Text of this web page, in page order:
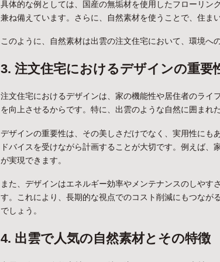
具体的な例としては、国産の無垢材を使用したフローリ
兼ね備えています。さらに、自然素材を使うことで、住
このように、自然素材は出雲の注文住宅において、環境
3. 注文住宅におけるデザインの重要
注文住宅におけるデザインは、家の機能性や居住者のラ
を向上させるからです。特に、出雲のような自然に囲ま
デザインの重要性は、その美しさだけでなく、実用性に
ドバイスを受けながら計画することが大切です。例えば
が実現できます。
また、デザインはエネルギー効率やメンテナンスのしや
す。これにより、長期的な視点でのコスト削減にもつな
でしょう。
4. 出雲で人気の自然素材とその特徴